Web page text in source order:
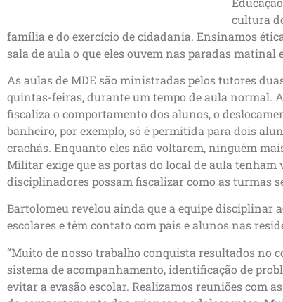
cultura
família e do exercício de cidadania. Ensinamos
sala de aula o que eles ouvem nas paradas matinal
As aulas de MDE são ministradas pelos tutores
quintas-feiras, durante um tempo de aula normal.
fiscaliza o comportamento dos alunos, o
banheiro, por exemplo, só é permitida para dois
crachás. Enquanto eles não voltarem, ninguém
Militar exige que as portas do local de aula
disciplinadores possam fiscalizar como as turmas
Bartolomeu revelou ainda que a equipe disciplinar
escolares e têm contato com pais e alunos nas
“Muito de nosso trabalho conquista resultados no
sistema de acompanhamento, identificação de
evitar a evasão escolar. Realizamos reuniões com